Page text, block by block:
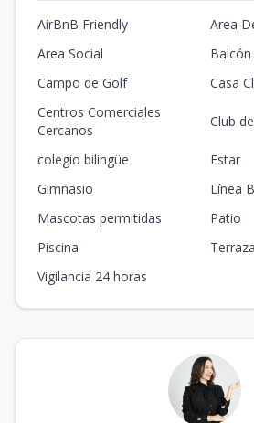
AirBnB Friendly
Area
Area Social
Campo de Golf
Casa
Centros Comerciales
Cercanos
Club
colegio bilingüe
Estar
Gimnasio
Línea
Mascotas permitidas
Patio
Piscina
Vigilancia 24 horas